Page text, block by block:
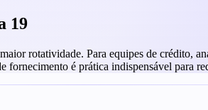
19
rotatividade. Para equipes de crédito,
fornecimento é prática indispensável para